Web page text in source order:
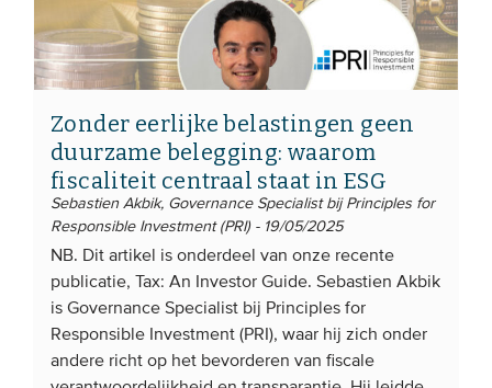
Zonder eerlijke belastingen geen
duurzame belegging: waarom
fiscaliteit centraal staat in ESG
Sebastien Akbik, Governance Specialist bij Principles for
Responsible Investment (PRI) - 19/05/2025
NB. Dit artikel is onderdeel van onze recente
publicatie, Tax: An Investor Guide. Sebastien Akbik
is Governance Specialist bij Principles for
Responsible Investment (PRI), waar hij zich onder
andere richt op het bevorderen van fiscale